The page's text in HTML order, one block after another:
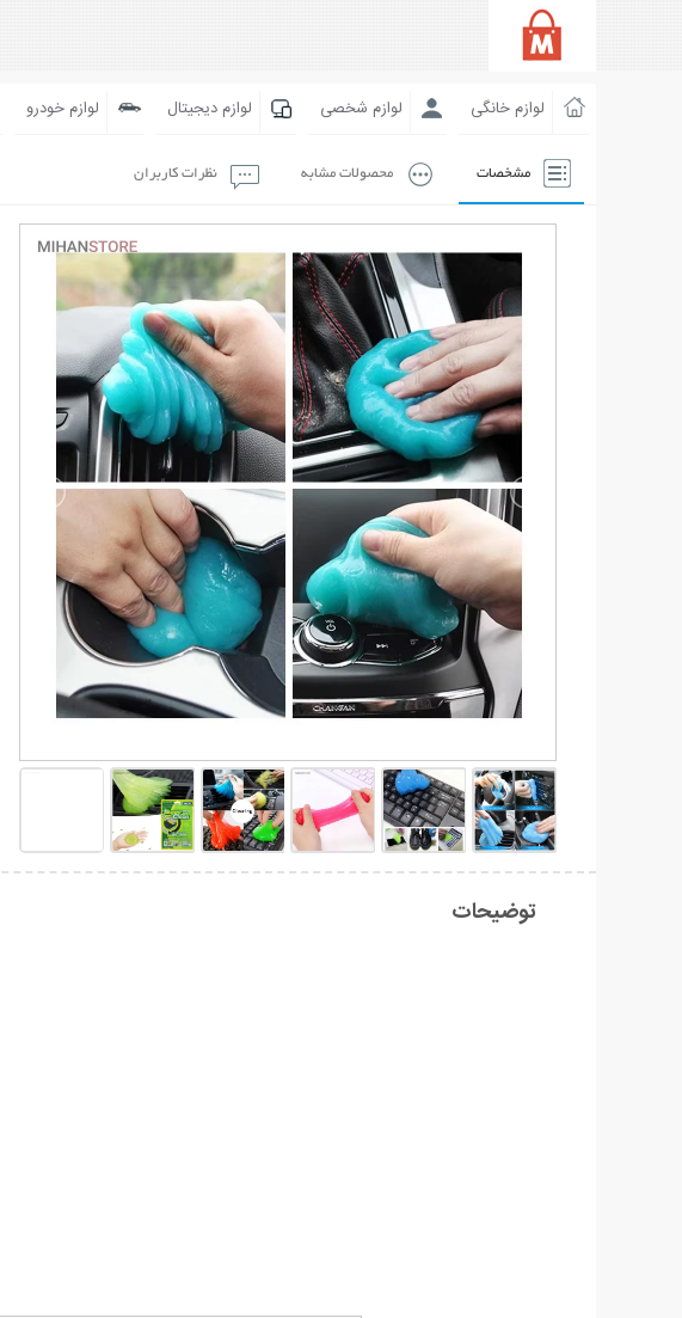
لوازم خانگی لوازم شخصی لوازم دیجیتال لوازم خودرو
مشخصات محصولات مشابه نظرات کاربران
توضیحات